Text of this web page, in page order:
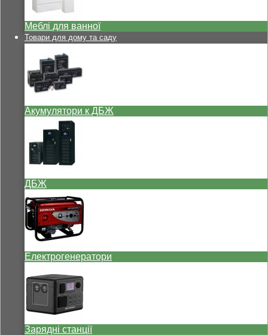
Меблі для ванної
Товари для дому та саду
Акумулятори к ДБЖ
ДБЖ
Електрогенератори
Зарядні станції